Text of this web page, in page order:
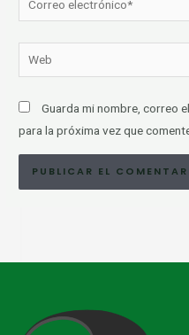
electrónico*
Guarda mi nombre, correo
para la próxima vez que